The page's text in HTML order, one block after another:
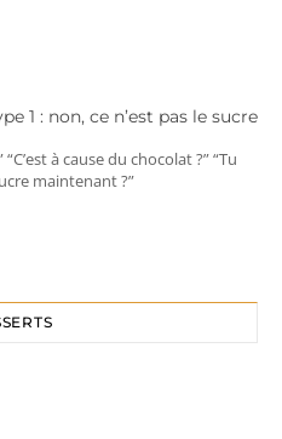
1 : non, ce n’est pas le sucre
à cause du chocolat ?” “Tu
maintenant ?”